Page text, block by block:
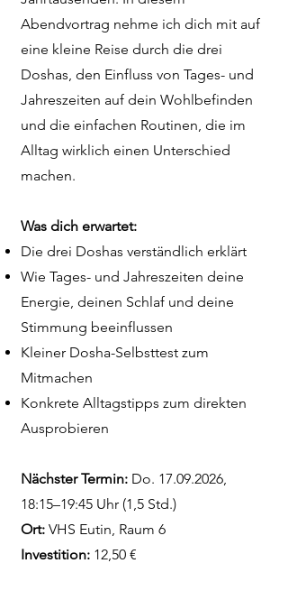
Abendvortrag nehme ich dich mit auf
eine kleine Reise durch die drei
Doshas, den Einfluss von Tages- und
Jahreszeiten auf dein Wohlbefinden
und die einfachen Routinen, die im
Alltag wirklich einen Unterschied
machen.
Was dich erwartet:
Die drei Doshas verständlich erklärt
Wie Tages- und Jahreszeiten deine
Energie, deinen Schlaf und deine
Stimmung beeinflussen
Kleiner Dosha-Selbsttest zum
Mitmachen
Konkrete Alltagstipps zum direkten
Ausprobieren
Nächster Termin: Do. 17.09.2026,
18:15–19:45 Uhr (1,5 Std.)
Ort: VHS Eutin, Raum 6
Investition: 12,50 €